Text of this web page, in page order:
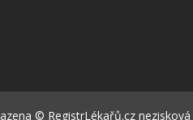
© RegistrLékařů.cz nezisková